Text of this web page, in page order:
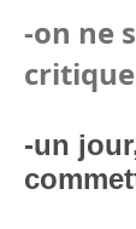
-on ne
critique
-un